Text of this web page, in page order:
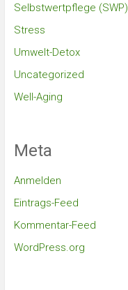
Selbstwertpflege (SWP)
Stress
Umwelt-Detox
Uncategorized
Well-Aging
Meta
Anmelden
Eintrags-Feed
Kommentar-Feed
WordPress.org